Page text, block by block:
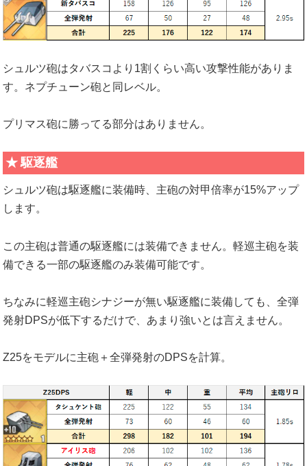
シュルツ砲はタバスコより1割くらい高い攻撃性能がありま
す。ネプチューン砲と同レベル。
プリマス砲に勝ってる部分はありません。
駆逐艦
シュルツ砲は駆逐艦に装備時、主砲の対甲倍率が15%アップ
します。
この主砲は普通の駆逐艦には装備できません。軽巡主砲を装
備できる一部の駆逐艦のみ装備可能です。
ちなみに軽巡主砲シナジーが無い駆逐艦に装備しても、全弾
発射DPSが低下するだけで、あまり強いとは言えません。
Z25をモデルに主砲＋全弾発射のDPSを計算。